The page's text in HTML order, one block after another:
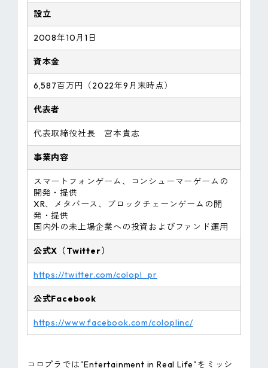
設立
2008年10月1日
資本金
6,587百万円（2022年9月末時点）
代表者
代表取締役社長 宮本貴志
事業内容
スマートフォンゲーム、コンシューマーゲームの
開発・提供
XR、メタバース、ブロックチェーンゲームの開
発・提供
国内外の未上場企業への投資およびファンド運用
公式X（Twitter）
https://twitter.com/colopl_pr
公式Facebook
https://www.facebook.com/coloplinc/
コロプラでは"Entertainment in Real Life"をミッシ